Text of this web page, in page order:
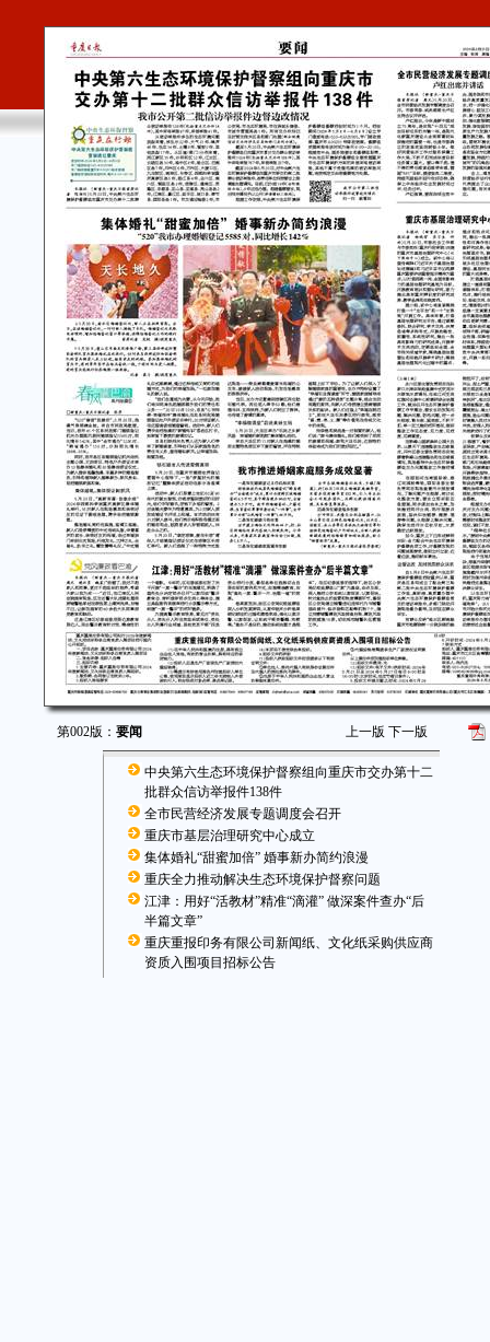
第002版： 要闻 上一版 下一版
中央第六生态环境保护督察组向重庆市交办第十二
批群众信访举报件138件
全市民营经济发展专题调度会召开
重庆市基层治理研究中心成立
集体婚礼“甜蜜加倍” 婚事新办简约浪漫
重庆全力推动解决生态环境保护督察问题
江津：用好“活教材”精准“滴灌” 做深案件查办“后
半篇文章”
重庆重报印务有限公司新闻纸、文化纸采购供应商
资质入围项目招标公告